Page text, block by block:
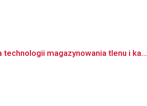
technologii magazynowania tlenu i ka...